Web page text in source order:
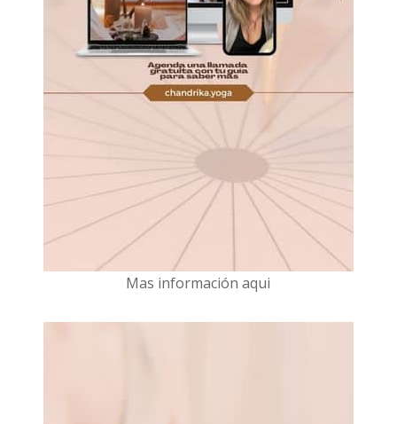
Mas información aqui